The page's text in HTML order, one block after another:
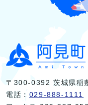
〒300-0392 茨城県稲
電話： 029-888-1111